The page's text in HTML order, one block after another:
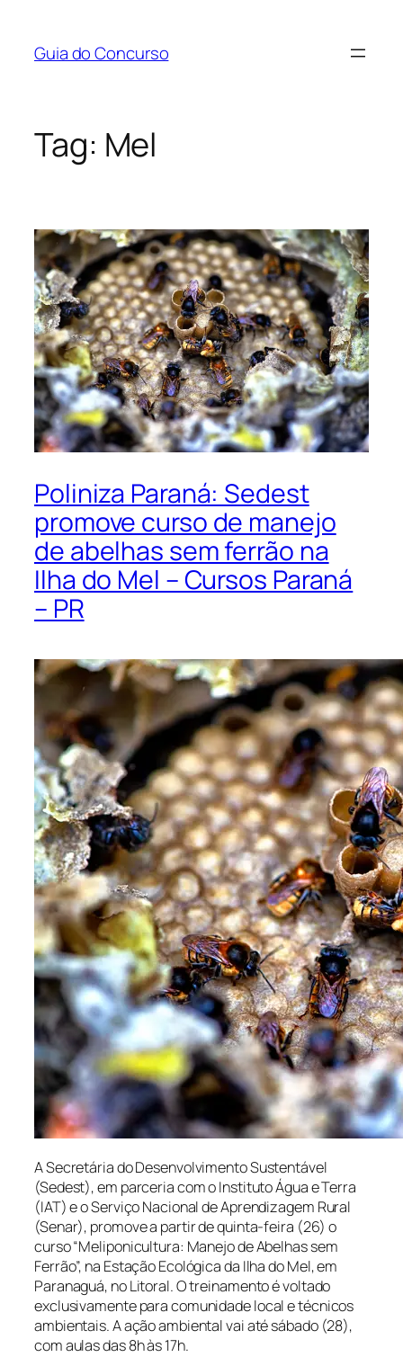
Guia do Concurso
Tag: Mel
Poliniza Paraná: Sedest
promove curso de manejo
de abelhas sem ferrão na
Ilha do Mel – Cursos Paraná
– PR
A Secretária do Desenvolvimento Sustentável
(Sedest), em parceria com o Instituto Água e Terra
(IAT) e o Serviço Nacional de Aprendizagem Rural
(Senar), promove a partir de quinta-feira (26) o
curso “Meliponicultura: Manejo de Abelhas sem
Ferrão”, na Estação Ecológica da Ilha do Mel, em
Paranaguá, no Litoral. O treinamento é voltado
exclusivamente para comunidade local e técnicos
ambientais. A ação ambiental vai até sábado (28),
com aulas das 8h às 17h.